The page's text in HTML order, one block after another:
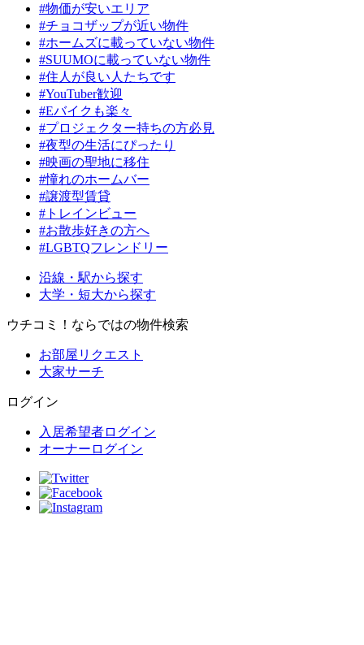
#物価が安いエリア
#チョコザップが近い物件
#ホームズに載っていない物件
#SUUMOに載っていない物件
#住人が良い人たちです
#YouTuber歓迎
#Eバイクも楽々
#プロジェクター持ちの方必見
#夜型の生活にぴったり
#映画の聖地に移住
#憧れのホームバー
#譲渡型賃貸
#トレインビュー
#お散歩好きの方へ
#LGBTQフレンドリー
沿線・駅から探す
大学・短大から探す
ウチコミ！ならではの物件検索
お部屋リクエスト
大家サーチ
ログイン
入居希望者ログイン
オーナーログイン